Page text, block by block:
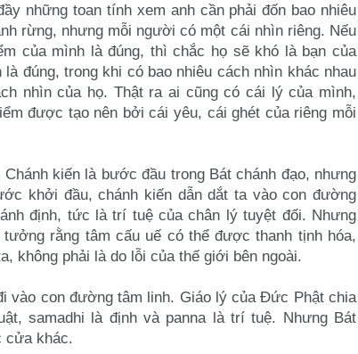
những toan tính xem anh cần phải đốn bao nhiêu
rừng, nhưng mỗi người có một cái nhìn riêng. Nếu
của mình là đúng, thì chắc họ sẽ khó là bạn của
là đúng, trong khi có bao nhiêu cách nhìn khác nhau
nhìn của họ. Thật ra ai cũng có cái lý của mình,
được tạo nên bởi cái yêu, cái ghét của riêng mỗi
Chánh kiến là bướcđầu trong Bát chánh đạo, nhưng
khởi đầu, chánh kiến dẫn dắt ta vào con đường
định, tức là trí tuệ của chân lýtuyệt đối. Nhưng
tưởng rằng tâm cấu uế có thể được thanh tịnh hóa,
không phải là do lỗi của thế giới bên ngoài.
vào con đường tâm linh. Giáo lý của Đức Phật chia
samadhi là định và panna là trí tuệ. Nhưng Bát
cửa khác.